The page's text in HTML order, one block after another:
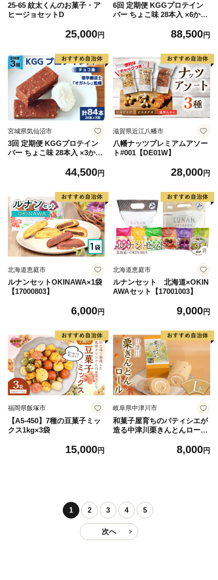
25-65 紋太くんのお菓子・ア
ヒージョセットD
25,000円
6回 定期便 KGGプロテイン
バー ちょこ味 28本入 ×6か月
OOD GOODS 宮城県 気仙沼
甘味料不使用 グルテンフリー
高タンパク スイーツ
88,500円
宮城県気仙沼市
3回 定期便 KGGプロテイン
バー ちょこ味 28本入 ×3か月
OD GOODS 宮城県 気仙沼市
料不使用 グルテンフリー 高
タンパク スイーツ
44,500円
滋賀県近江八幡市
八幡ナッツプレミアムアソー
ト#001【DE01W】
28,000円
北海道恵庭市
ルナンセットOKINAWA×1袋
【17000803】
6,000円
北海道恵庭市
ルナンセット 北海道×OKIN
AWAセット【17001003】
9,000円
福岡県飯塚市
【A5-450】7種の豆菓子ミッ
クス1kg×3袋
15,000円
岐阜県中津川市
和菓子屋育ちのパティシエが
造る中津川栗きんとんロール
8,000円
1 2 3 4 5
次へ